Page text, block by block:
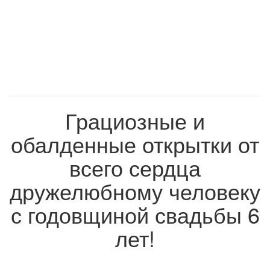
Грациозные и
обалденные открытки от
всего сердца
дружелюбному человеку
с годовщиной свадьбы 6
лет!